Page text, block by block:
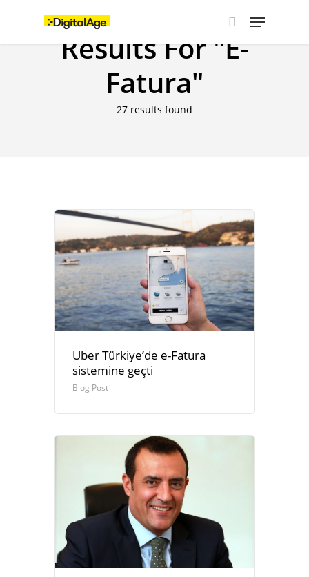
Menu
Results For "E-
Fatura"
27 results found
Uber Türkiye’de e-Fatura
sistemine geçti
Blog Post